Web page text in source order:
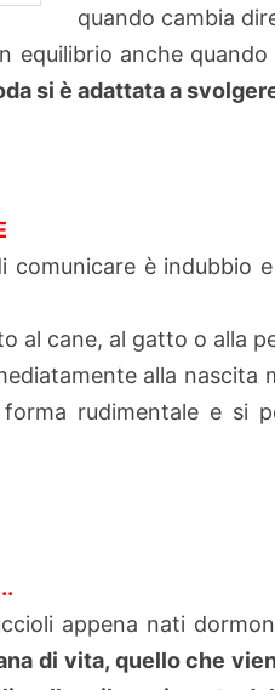
quando cambia
equilibrio anche
si è adattata a
comunicare è indubbio
al cane, al gatto o alla
alla nascita
rudimentale e si
appena nati
di vita, quello che